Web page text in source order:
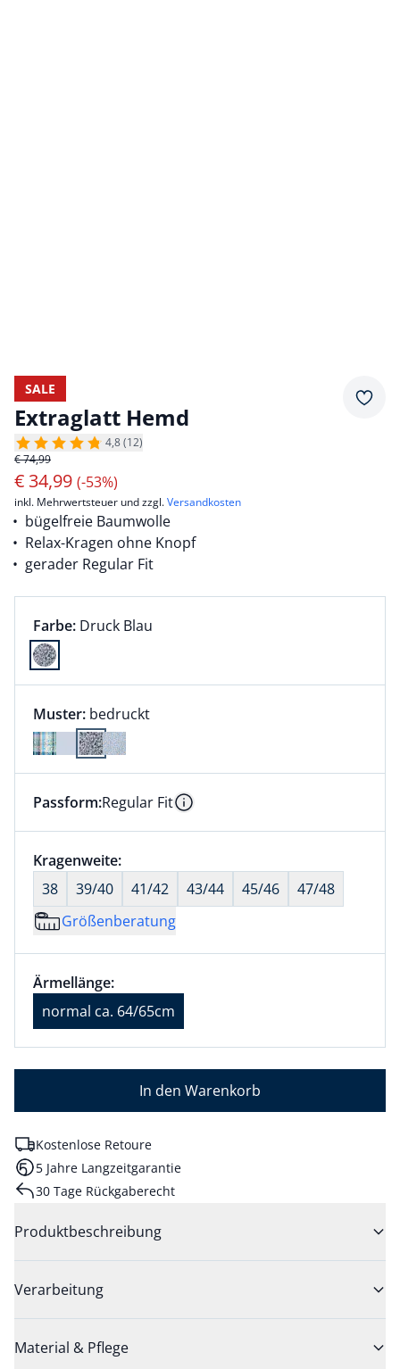
SALE
Extraglatt Hemd
4,8 (12)
€ 74,99
€ 34,99 (-53%)
inkl. Mehrwertsteuer und zzgl.Versandkosten
bügelfreie Baumwolle
Relax-Kragen ohne Knopf
gerader Regular Fit
Farbauswahl:
Farbe: aktuell ausgewählt:
Druck Blau
Farbe Druck Blau ausgewählt
Muster: bedruckt
Dieser Artikel hat die Passform Regular Fit. für
Passform:Regular Fit Information
Größenauswahl:
Kragenweite:nichts ausgewählt
38
39/40 41/42 43/44 45/46
47/48
Größenberatung
Größenauswahl:
Ärmellänge:aktuell ausgewählt: normal ca. 64/65cm
Ärmellänge normal ca. 64/65cm ausgewählt
normal ca. 64/65cm
In den Warenkorb
Kostenlose Retoure
5 Jahre Langzeitgarantie
30 Tage Rückgaberecht
Produktbeschreibung
Verarbeitung
Material & Pflege